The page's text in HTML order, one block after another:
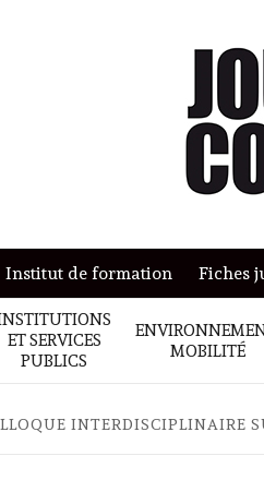
Institut de formation Fiches
ET SERVICES
PUBLICS
MOBILITÉ
INTERDISCIPLINAIRE